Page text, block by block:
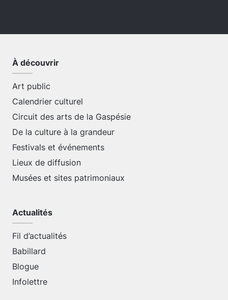
À découvrir
Art public
Calendrier culturel
Circuit des arts de la Gaspésie
De la culture à la grandeur
Festivals et événements
Lieux de diffusion
Musées et sites patrimoniaux
Actualités
Fil d’actualités
Babillard
Blogue
Infolettre